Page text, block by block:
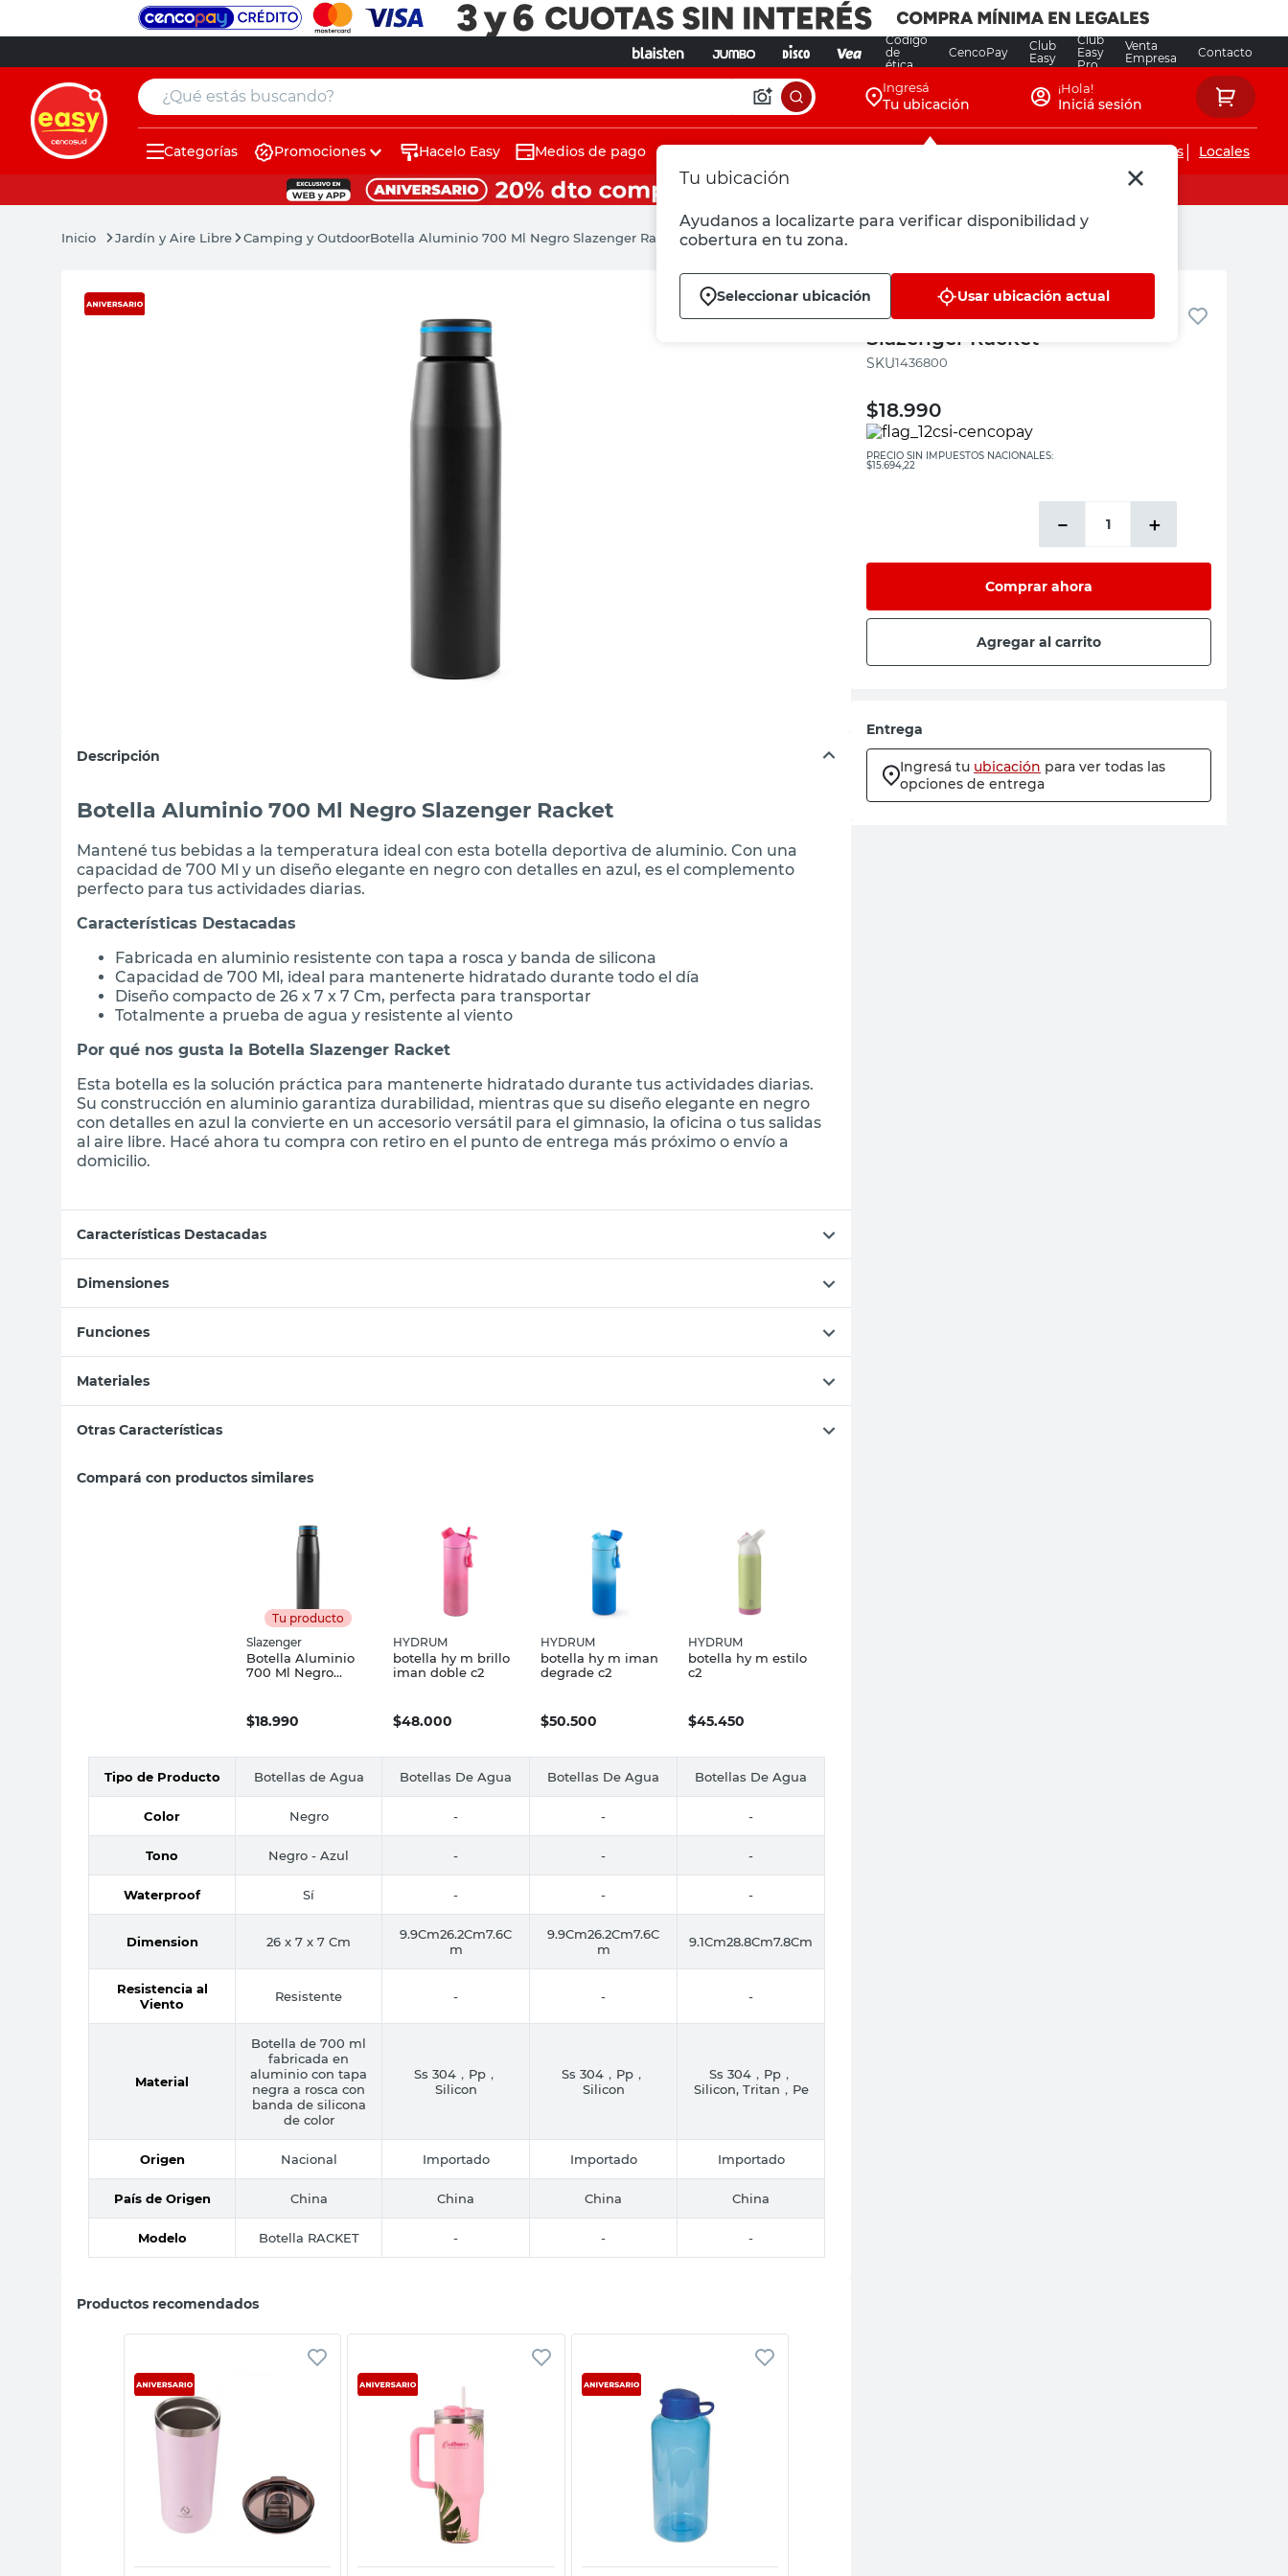
Código
de
ética
CencoPay
Club
Easy
Club
Easy
Pro
Venta
Empresa
Contacto
¿Qué estás buscando? Ingresá
Tu ubicación
Tu ubicación
Ayudanos a localizarte para verificar disponibilidad y
cobertura en tu zona.
Seleccionar ubicación Usar ubicación actual
¡Hola!
Iniciá sesión
Categorías Promociones Hacelo Easy Medios de pago Servicios de instalaciones Locales
Jardín y Aire Libre Camping y OutdoorBotella Aluminio 700 Ml Negro Slazenger Racket
Descripción
Botella Aluminio 700 Ml Negro Slazenger Racket
Mantené tus bebidas a la temperatura ideal con esta botella deportiva de aluminio. Con una
capacidad de 700 Ml y un diseño elegante en negro con detalles en azul, es el complemento
perfecto para tus actividades diarias.
Características Destacadas
Fabricada en aluminio resistente con tapa a rosca y banda de silicona
Capacidad de 700 Ml, ideal para mantenerte hidratado durante todo el día
Diseño compacto de 26 x 7 x 7 Cm, perfecta para transportar
Totalmente a prueba de agua y resistente al viento
Por qué nos gusta la Botella Slazenger Racket
Esta botella es la solución práctica para mantenerte hidratado durante tus actividades diarias.
Su construcción en aluminio garantiza durabilidad, mientras que su diseño elegante en negro
con detalles en azul la convierte en un accesorio versátil para el gimnasio, la oficina o tus salidas
al aire libre. Hacé ahora tu compra con retiro en el punto de entrega más próximo o envío a
domicilio.
Características Destacadas
Dimensiones
Funciones
Materiales
Otras Características
Compará con productos similares
Tu producto
Slazenger
Botella Aluminio
700 Ml Negro
$18.990
HYDRUM
botella hy m brillo
iman doble c2
$48.000
HYDRUM
botella hy m iman
degrade c2
$50.500
HYDRUM
botella hy m estilo
c2
$45.450
Tipo de Producto Botellas de Agua Botellas De Agua Botellas De Agua Botellas De Agua
Color Negro - - -
Tono Negro - Azul - - -
Waterproof Sí - - -
Dimension 26 x 7 x 7 Cm
9.9Cm26.2Cm7.6C
m
9.9Cm26.2Cm7.6C
m
9.1Cm28.8Cm7.8Cm
Resistencia al
Viento
Resistente - - -
Material
Botella de 700 ml
fabricada en
aluminio con tapa
negra a rosca con
banda de silicona
de color
Ss 304，Pp，
Silicon
Ss 304，Pp，
Silicon
Ss 304，Pp，
Silicon, Tritan，Pe
Origen Nacional Importado Importado Importado
País de Origen China China China China
Modelo Botella RACKET - - -
Productos recomendados
Vista rápida Vista rápida Vista rápida
Slazenger
Botella Aluminio 700 Ml Negro
Slazenger Racket
:1436800
$18.990
PRECIO SIN IMPUESTOS NACIONALES:
$15.694,22
＋
－
Comprar ahora
Agregar al carrito
Entrega
Ingresá tu ubicación para ver todas las
opciones de entrega
muebles